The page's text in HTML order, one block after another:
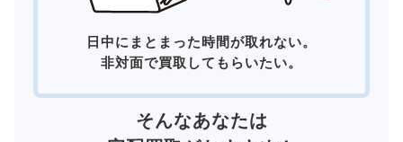
日中にまとまった時間が取れない。
非対面で買取してもらいたい。
そんなあなたは